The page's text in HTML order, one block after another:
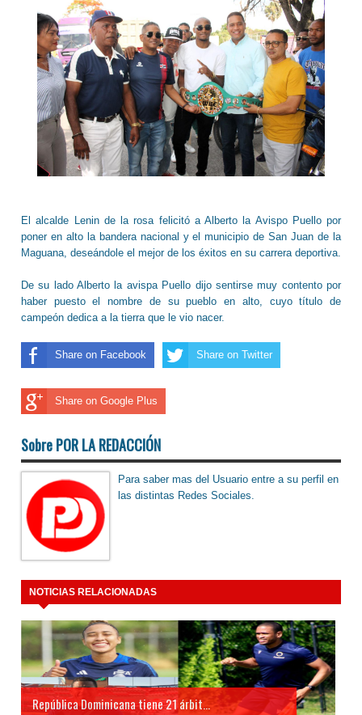
El alcalde Lenin de la rosa felicitó a Alberto la Avispo Puello por
poner en alto la bandera nacional y el municipio de San Juan de la
Maguana, deseándole el mejor de los éxitos en su carrera deportiva.
De su lado Alberto la avispa Puello dijo sentirse muy contento por
haber puesto el nombre de su pueblo en alto, cuyo título de
campeón dedica a la tierra que le vio nacer.
Share on Facebook Share on Twitter
Share on Google Plus
Sobre POR LA REDACCIÓN
Para saber mas del Usuario entre a su perfil en
las distintas Redes Sociales.
NOTICIAS RELACIONADAS
República Dominicana tiene 21 árbit...